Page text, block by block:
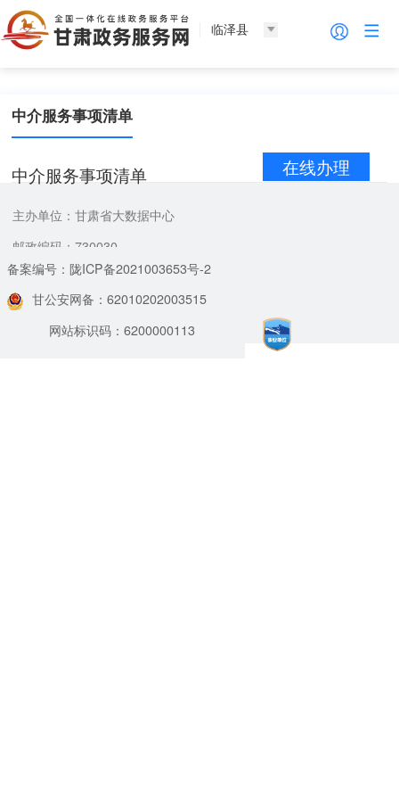
临泽县
中介服务事项清单
中介服务事项清单 在线办理
主办单位：甘肃省大数据中心
邮政编码：730030
备案编号：陇ICP备2021003653号-2
甘公安网备：62010202003515
网站标识码：6200000113